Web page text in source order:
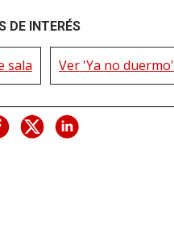
DE INTERÉS
sala Ver 'Ya no duermo'